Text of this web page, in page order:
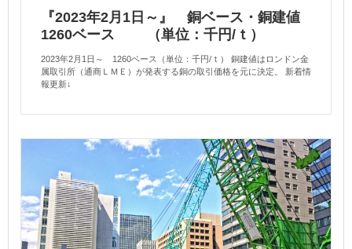
『2023年2月1日～』 銅ベース・銅建値
1260ベース （単位：千円/ｔ）
2023年2月1日～ 1260ベース（単位：千円/ｔ） 銅建値はロンドン金
属取引所（通商ＬＭＥ）が発表する銅の取引価格を元に決定。 新着情
報更新↓